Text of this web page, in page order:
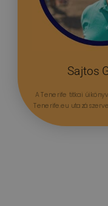
Sajtos
A Tenerife titkai
Tenerife.eu